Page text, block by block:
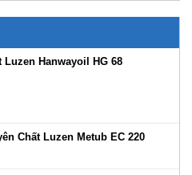
Hanwayoil HG 68
Chất Luzen Metub EC 220